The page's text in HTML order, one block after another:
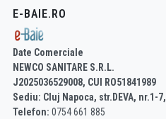
E-BAIE.RO
Date Comerciale
NEWCO SANITARE S.R.L.
J2025036529008, CUI RO51841989
Sediu: Cluj Napoca, str.DEVA, nr.1-
Telefon: 0754 661 885